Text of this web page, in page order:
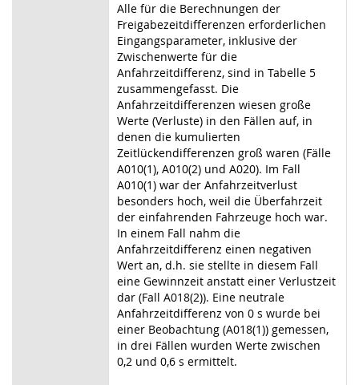
Alle für die Berechnungen der
Freigabezeitdifferenzen erforderlichen
Eingangsparameter, inklusive der
Zwischenwerte für die
Anfahrzeitdifferenz, sind in Tabelle 5
zusammengefasst. Die
Anfahrzeitdifferenzen wiesen große
Werte (Verluste) in den Fällen auf, in
denen die kumulierten
Zeitlückendifferenzen groß waren (Fälle
A010(1), A010(2) und A020). Im Fall
A010(1) war der Anfahrzeitverlust
besonders hoch, weil die Überfahrzeit
der einfahrenden Fahrzeuge hoch war.
In einem Fall nahm die
Anfahrzeitdifferenz einen negativen
Wert an, d.h. sie stellte in diesem Fall
eine Gewinnzeit anstatt einer Verlustzeit
dar (Fall A018(2)). Eine neutrale
Anfahrzeitdifferenz von 0 s wurde bei
einer Beobachtung (A018(1)) gemessen,
in drei Fällen wurden Werte zwischen
0,2 und 0,6 s ermittelt.